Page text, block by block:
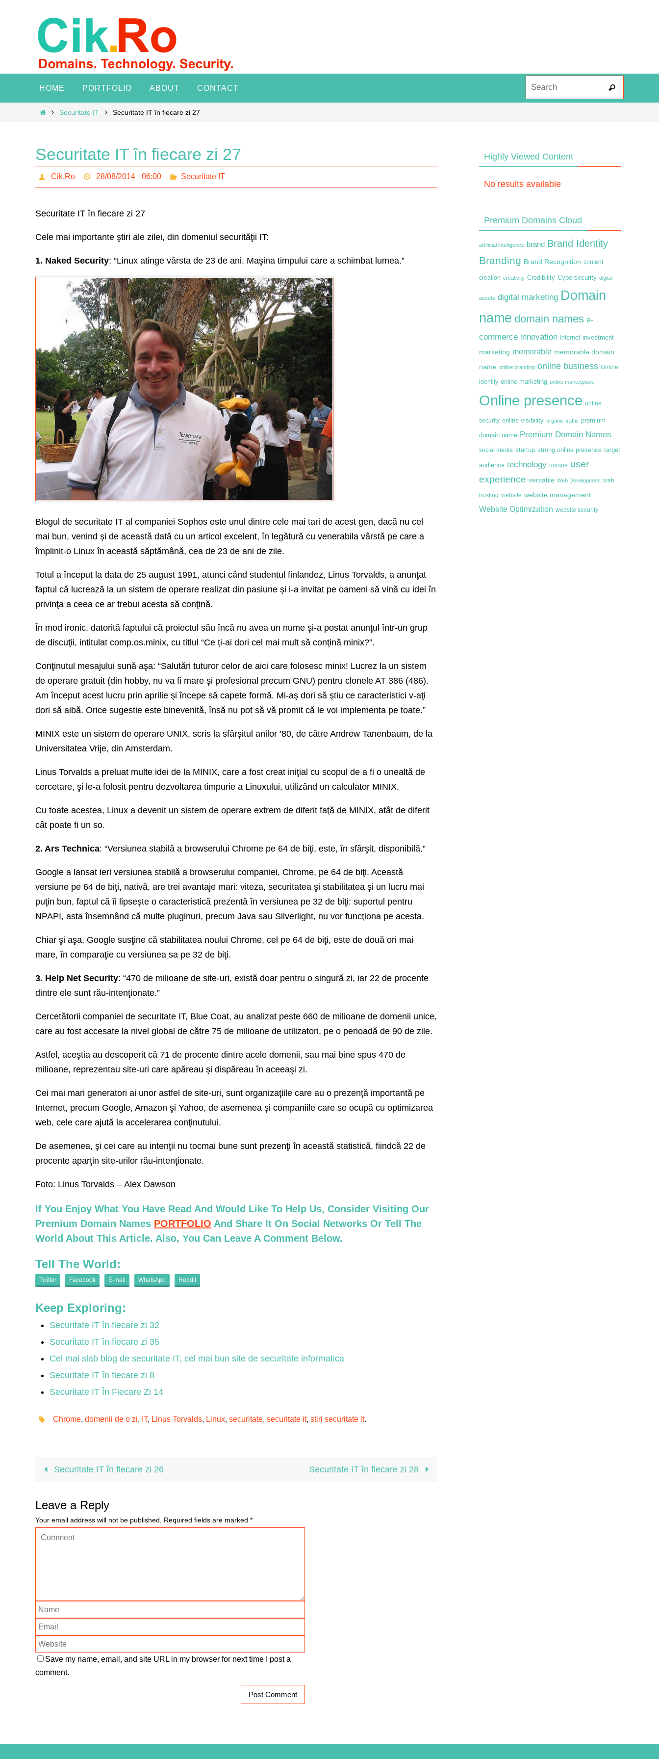
content
HOME PORTFOLIO ABOUT CONTACT Search
HomeSecuritate IT Securitate IT în fiecare zi 27
Securitate IT în fiecare zi 27
Cik.Ro 28/08/2014 - 06:00 Securitate IT
Securitate IT în fiecare zi 27
Cele mai importante ştiri ale zilei, din domeniul securităţii IT:
1. Naked Security: “Linux atinge vârsta de 23 de ani. Maşina timpului care a schimbat lumea.”
Blogul de securitate IT al companiei Sophos este unul dintre cele mai tari de acest gen, dacă nu cel
mai bun, venind şi de această dată cu un articol excelent, în legătură cu venerabila vârstă pe care a
împlinit-o Linux în această săptămână, cea de 23 de ani de zile.
Totul a început la data de 25 august 1991, atunci când studentul finlandez, Linus Torvalds, a anunţat
faptul că lucrează la un sistem de operare realizat din pasiune şi i-a invitat pe oameni să vină cu idei în
privinţa a ceea ce ar trebui acesta să conţină.
În mod ironic, datorită faptului că proiectul său încă nu avea un nume şi-a postat anunţul într-un grup
de discuţii, intitulat comp.os.minix, cu titlul “Ce ţi-ai dori cel mai mult să conţină minix?”.
Conţinutul mesajului sună aşa: “Salutări tuturor celor de aici care folosesc minix! Lucrez la un sistem
de operare gratuit (din hobby, nu va fi mare şi profesional precum GNU) pentru clonele AT 386 (486).
Am început acest lucru prin aprilie şi începe să capete formă. Mi-aş dori să ştiu ce caracteristici v-aţi
dori să aibă. Orice sugestie este binevenită, însă nu pot să vă promit că le voi implementa pe toate.”
MINIX este un sistem de operare UNIX, scris la sfârşitul anilor ’80, de către Andrew Tanenbaum, de la
Universitatea Vrije, din Amsterdam.
Linus Torvalds a preluat multe idei de la MINIX, care a fost creat iniţial cu scopul de a fi o unealtă de
cercetare, şi le-a folosit pentru dezvoltarea timpurie a Linuxului, utilizând un calculator MINIX.
Cu toate acestea, Linux a devenit un sistem de operare extrem de diferit faţă de MINIX, atât de diferit
cât poate fi un so.
2. Ars Technica: “Versiunea stabilă a browserului Chrome pe 64 de biţi, este, în sfârşit, disponibilă.”
Google a lansat ieri versiunea stabilă a browserului companiei, Chrome, pe 64 de biţi. Această
versiune pe 64 de biţi, nativă, are trei avantaje mari: viteza, securitatea şi stabilitatea şi un lucru mai
puţin bun, faptul că îi lipseşte o caracteristică prezentă în versiunea pe 32 de biţi: suportul pentru
NPAPI, asta însemnând că multe pluginuri, precum Java sau Silverlight, nu vor funcţiona pe acesta.
Chiar şi aşa, Google susţine că stabilitatea noului Chrome, cel pe 64 de biţi, este de două ori mai
mare, în comparaţie cu versiunea sa pe 32 de biţi.
3. Help Net Security: “470 de milioane de site-uri, există doar pentru o singură zi, iar 22 de procente
dintre ele sunt rău-intenţionate.”
Cercetătorii companiei de securitate IT, Blue Coat, au analizat peste 660 de milioane de domenii unice,
care au fost accesate la nivel global de către 75 de milioane de utilizatori, pe o perioadă de 90 de zile.
Astfel, aceştia au descoperit că 71 de procente dintre acele domenii, sau mai bine spus 470 de
milioane, reprezentau site-uri care apăreau şi dispăreau în aceeaşi zi.
Cei mai mari generatori ai unor astfel de site-uri, sunt organizaţiile care au o prezenţă importantă pe
Internet, precum Google, Amazon şi Yahoo, de asemenea şi companiile care se ocupă cu optimizarea
web, cele care ajută la accelerarea conţinutului.
De asemenea, şi cei care au intenţii nu tocmai bune sunt prezenţi în această statistică, fiindcă 22 de
procente aparţin site-urilor rău-intenţionate.
Foto: Linus Torvalds – Alex Dawson
If You Enjoy What You Have Read And Would Like To Help Us, Consider Visiting Our
Premium Domain Names PORTFOLIO And Share It On Social Networks Or Tell The
World About This Article. Also, You Can Leave A Comment Below.
Tell The World:
Twitter Facebook E-mail WhatsApp Reddit
Keep Exploring:
Securitate IT în fiecare zi 32
Securitate IT în fiecare zi 35
Cel mai slab blog de securitate IT, cel mai bun site de securitate informatica
Securitate IT în fiecare zi 8
Securitate IT În Fiecare Zi 14
Chrome, domenii de o zi, IT, Linus Torvalds, Linux, securitate, securitate it, stiri securitate it.
Securitate IT în fiecare zi 26 Securitate IT în fiecare zi 28
Leave a Reply
Your email address will not be published. Required fields are marked *
Save my name, email, and site URL in my browser for next time I post a
comment.
Highly Viewed Content
No results available
Premium Domains Cloud
artificial intelligence brand Brand Identity
Branding Brand Recognition content
creation creativity Credibility Cybersecurity digital
assets digital marketing Domain
name domain names e-
commerce innovation Internet investment
marketing memorable memorable domain
name online branding online business Online
identity online marketing online marketplace
Online presence online
security online visibility organic traffic premium
domain name Premium Domain Names
social media startup strong online presence target
audience technology unique user
experience versatile Web Development web
hosting website website management
Website Optimization website security